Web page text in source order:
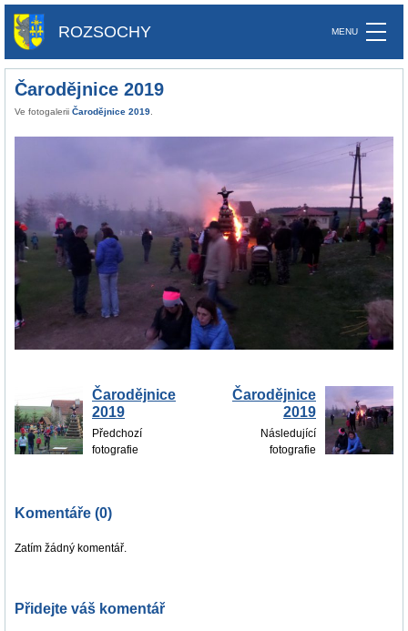
ROZSOCHY
Čarodějnice 2019
Ve fotogalerii Čarodějnice 2019
Čarodějnice
2019
Předchozí
fotografie
Čarodějnice
2019
Následující
fotografie
Komentáře (0)
Zatím žádný komentář.
Přidejte váš komentář